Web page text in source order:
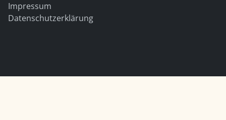
Impressum
Datenschutzerklärung